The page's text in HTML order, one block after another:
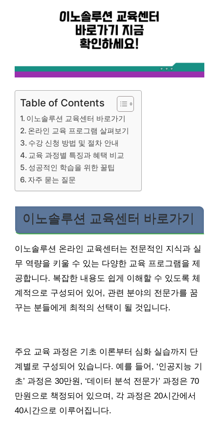
Table of Contents
이노솔루션 교육센터 바로가기
온라인 교육 프로그램 살펴보기
수강 신청 방법 및 절차 안내
교육 과정별 특징과 혜택 비교
성공적인 학습을 위한 꿀팁
자주 묻는 질문
이노솔루션 교육센터 바로가기
이노솔루션 온라인 교육센터는 전문적인 지식과 실
무 역량을 키울 수 있는 다양한 교육 프로그램을 제
공합니다. 복잡한 내용도 쉽게 이해할 수 있도록 체
계적으로 구성되어 있어, 관련 분야의 전문가를 꿈
꾸는 분들에게 최적의 선택이 될 것입니다.
주요 교육 과정은 기초 이론부터 심화 실습까지 단
계별로 구성되어 있습니다. 예를 들어, ‘인공지능 기
초’ 과정은 30만원, ‘데이터 분석 전문가’ 과정은 70
만원으로 책정되어 있으며, 각 과정은 20시간에서
40시간으로 이루어집니다.